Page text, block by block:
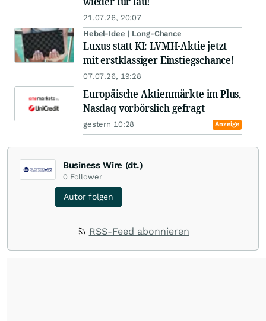
21.07.26, 20:07
Hebel-Idee | Long-Chance
Luxus statt KI: LVMH-Aktie jetzt
mit erstklassiger Einstiegschance!
07.07.26, 19:28
Europäische Aktienmärkte im Plus,
Nasdaq vorbörslich gefragt
gestern 10:28 Anzeige
Business Wire (dt.)
0 Follower
Autor folgen
RSS-Feed abonnieren